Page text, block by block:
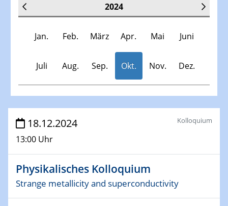
2024
Jan. Feb. März Apr. Mai Juni
Juli Aug. Sep. Okt. Nov. Dez.
Veranstaltungen
30.11.-0001 - 06.02.2025
SFB/TRR 247 Seminar
09.01.2024
Kolloquium CRC 1242
18.12.2024
13:00 Uhr
Kolloquium
Physikalisches Kolloquium
Strange metallicity and superconductivity